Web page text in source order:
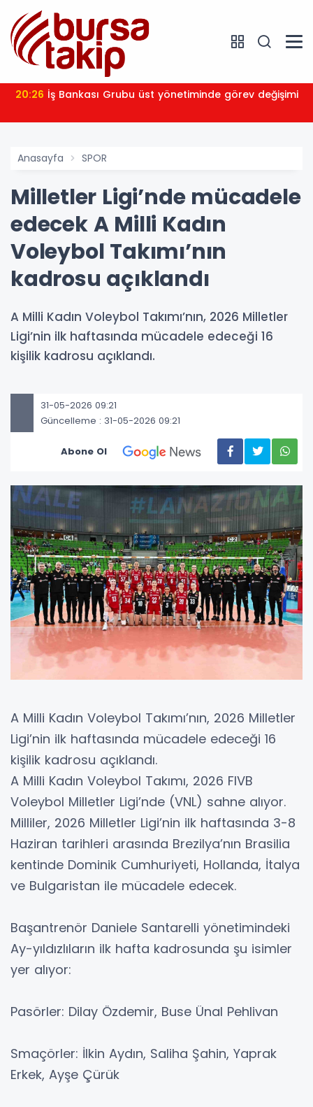
20:26 İş Bankası Grubu üst yönetiminde görev değişimi
Anasayfa SPOR
Milletler Ligi’nde mücadele
edecek A Milli Kadın
Voleybol Takımı’nın
kadrosu açıklandı
A Milli Kadın Voleybol Takımı’nın, 2026 Milletler
Ligi’nin ilk haftasında mücadele edeceği 16
kişilik kadrosu açıklandı.
31-05-2026 09:21
Güncelleme : 31-05-2026 09:21
Abone Ol
A Milli Kadın Voleybol Takımı’nın, 2026 Milletler
Ligi’nin ilk haftasında mücadele edeceği 16
kişilik kadrosu açıklandı.
A Milli Kadın Voleybol Takımı, 2026 FIVB
Voleybol Milletler Ligi’nde (VNL) sahne alıyor.
Milliler, 2026 Milletler Ligi’nin ilk haftasında 3-8
Haziran tarihleri arasında Brezilya’nın Brasilia
kentinde Dominik Cumhuriyeti, Hollanda, İtalya
ve Bulgaristan ile mücadele edecek.
Başantrenör Daniele Santarelli yönetimindeki
Ay-yıldızlıların ilk hafta kadrosunda şu isimler
yer alıyor:
Pasörler: Dilay Özdemir, Buse Ünal Pehlivan
Smaçörler: İlkin Aydın, Saliha Şahin, Yaprak
Erkek, Ayşe Çürük